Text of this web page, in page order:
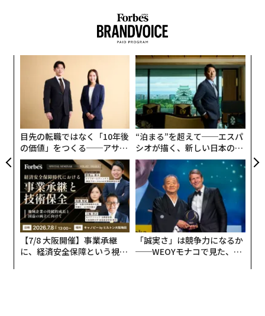
目先の転職ではなく「10年後
の価値」をつくる──アサイ
ンの長期伴走型支援とは
“泊まる”を超えて──エスパ
シオが描く、新しい日本のラ
グジュアリー（前編）
【7/8 大阪開催】事業承継
に、経済安全保障という視点
「誠実さ」は競争力になるか
──WEOYモナコで見た、く